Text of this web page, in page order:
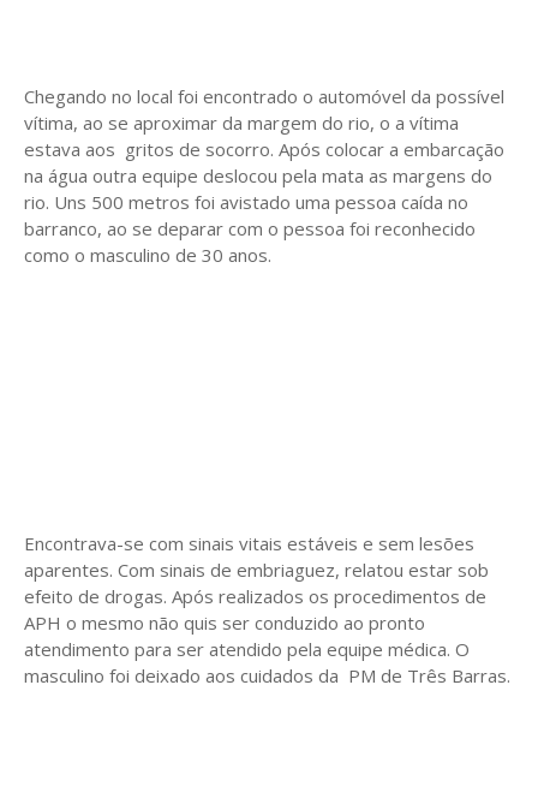
Chegando no local foi encontrado o automóvel da possível
vítima, ao se aproximar da margem do rio, o a vítima
estava aos gritos de socorro. Após colocar a embarcação
na água outra equipe deslocou pela mata as margens do
rio. Uns 500 metros foi avistado uma pessoa caída no
barranco, ao se deparar com o pessoa foi reconhecido
como o masculino de 30 anos.
Encontrava-se com sinais vitais estáveis e sem lesões
aparentes. Com sinais de embriaguez, relatou estar sob
efeito de drogas. Após realizados os procedimentos de
APH o mesmo não quis ser conduzido ao pronto
atendimento para ser atendido pela equipe médica. O
masculino foi deixado aos cuidados da PM de Três Barras.